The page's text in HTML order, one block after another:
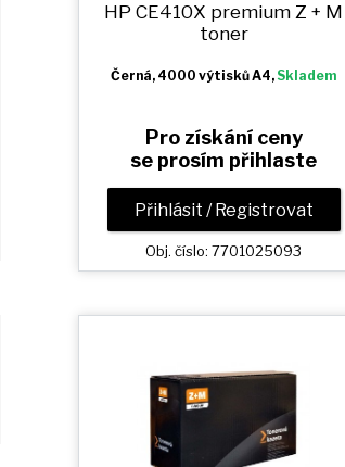
HP CE410X premiumZ + M
toner
Černá, 4000 výtisků A4,Skladem
Pro získání ceny
se prosím přihlaste
Přihlásit / Registrovat
Obj. číslo: 7701025093